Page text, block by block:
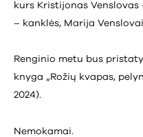
kurs Kristijonas Venslovas
– kanklės, Marija
Renginio metu bus
knyga „Rožių kvapas,
2024).
Nemokamai.